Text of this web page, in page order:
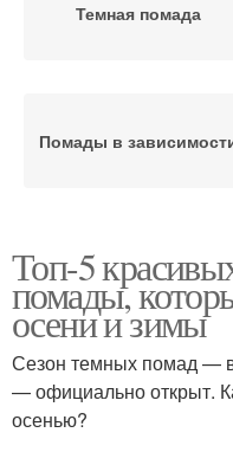
Темная помада
Помады в
Темно-коричневая
помада
Черная помада
Топ-5
помады,
осени и зимы
Сезон темных помад —
— официально открыт.
осенью?